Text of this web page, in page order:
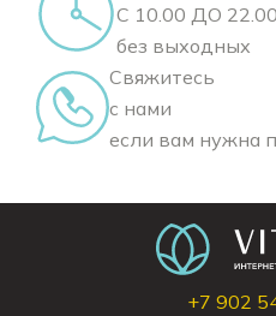
С 10.00 ДО 22.00
без выходных
Свяжитесь
с нами
если вам нужна
+7 902